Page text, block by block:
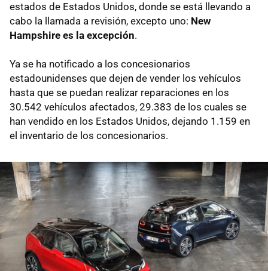
estados de Estados Unidos, donde se está llevando a
cabo la llamada a revisión, excepto uno: New
Hampshire es la excepción.
Ya se ha notificado a los concesionarios
estadounidenses que dejen de vender los vehículos
hasta que se puedan realizar reparaciones en los
30.542 vehículos afectados, 29.383 de los cuales se
han vendido en los Estados Unidos, dejando 1.159 en
el inventario de los concesionarios.